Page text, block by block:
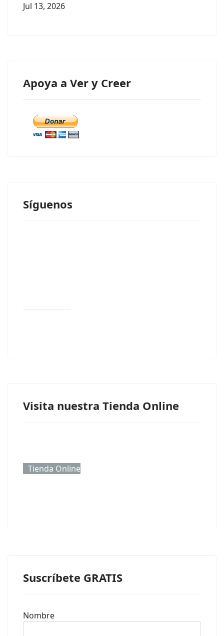
Jul 13, 2026
Apoya a Ver y Creer
Síguenos
Visita nuestra Tienda Online
Tienda Online
Suscríbete GRATIS
Nombre